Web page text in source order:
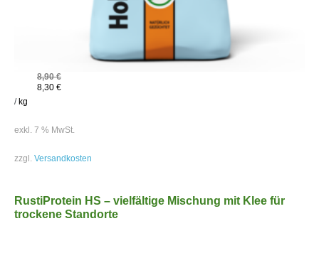
8,90€
8,30 €
/ kg
exkl. 7 % MwSt.
zzgl. Versandkosten
RustiProtein HS – vielfältige Mischung mit Klee für
trockene Standorte